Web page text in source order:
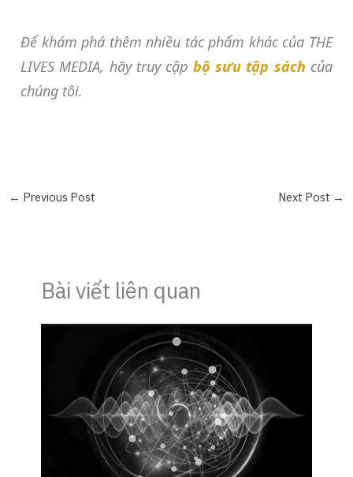
Để khám phá thêm nhiều tác phẩm khác của THE
LIVES MEDIA, hãy truy cập bộ sưu tập sách của
chúng tôi.
← Previous Post Next Post →
Bài viết liên quan